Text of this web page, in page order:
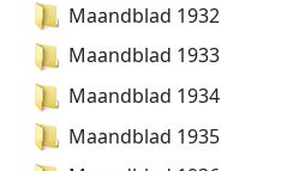
Maandblad 1932
Maandblad 1933
Maandblad 1934
Maandblad 1935